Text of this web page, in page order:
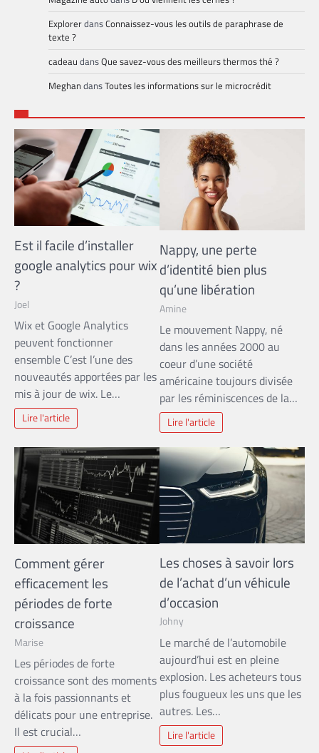
ExplorerdansConnaissez-vous les outils de paraphrase de
texte ?
cadeau dansQue savez-vous des meilleurs thermos thé ?
MeghandansToutes les informations sur le microcrédit
Est il facile d’installer
google analytics pour wix
?
Joel
Wix et Google Analytics
peuvent fonctionner
ensemble C’est l’une des
nouveautés apportées par les
mis à jour de wix. Le…
Lire l'article
Nappy, une perte
d’identité bien plus
qu’une libération
Amine
Le mouvement Nappy, né
dans les années 2000 au
coeur d’une société
américaine toujours divisée
par les réminiscences de la…
Lire l'article
Comment gérer
efficacement les
périodes de forte
croissance
Marise
Les périodes de forte
croissance sont des moments
à la fois passionnants et
délicats pour une entreprise.
Il est crucial…
Les choses à savoir lors
de l’achat d’un véhicule
d’occasion
Johny
Le marché de l’automobile
aujourd’hui est en pleine
explosion. Les acheteurs tous
plus fougueux les uns que les
autres. Les…
Lire l'article